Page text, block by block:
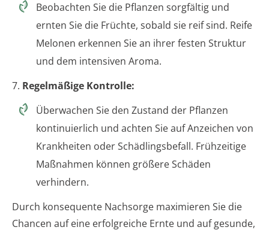
Beobachten Sie die Pflanzen sorgfältig und
ernten Sie die Früchte, sobald sie reif sind. Reife
Melonen erkennen Sie an ihrer festen Struktur
und dem intensiven Aroma.
7. Regelmäßige Kontrolle:
Überwachen Sie den Zustand der Pflanzen
kontinuierlich und achten Sie auf Anzeichen von
Krankheiten oder Schädlingsbefall. Frühzeitige
Maßnahmen können größere Schäden
verhindern.
Durch konsequente Nachsorge maximieren Sie die
Chancen auf eine erfolgreiche Ernte und auf gesunde,